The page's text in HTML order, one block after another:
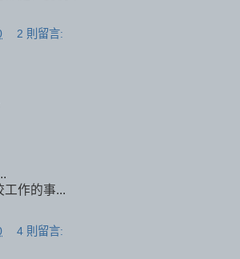
2 則留言:
工作的事...
4 則留言: